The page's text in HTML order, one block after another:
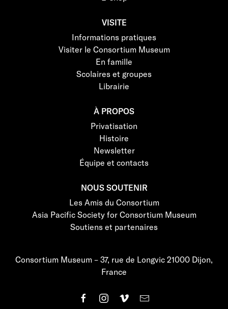
VISITE
Informations pratiques
Visiter le Consortium Museum
En famille
Scolaires et groupes
Librairie
À PROPOS
Privatisation
Histoire
Newsletter
Équipe et contacts
NOUS SOUTENIR
Les Amis du Consortium
Asia Pacific Society for Consortium Museum
Soutiens et partenaires
Consortium Museum – 37, rue de Longvic 21000 Dijon,
France